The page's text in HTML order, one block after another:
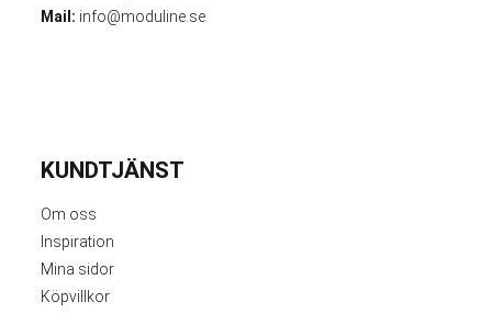
Mail: info@moduline.se
KUNDTJÄNST
Om oss
Inspiration
Mina sidor
Köpvillkor